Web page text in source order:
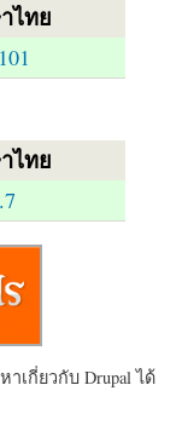
ไทย
ไทย
กี่ยวกับ Drupal ได้